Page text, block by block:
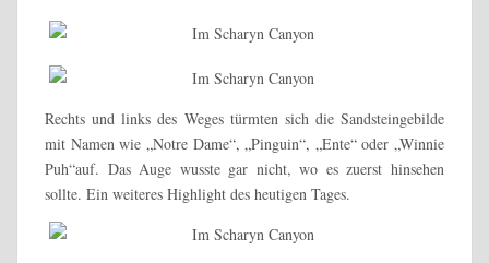
Rechts und links des Weges türmten sich die Sandsteingebilde
mit Namen wie „Notre Dame“, „Pinguin“, „Ente“ oder „Winnie
Puh“auf. Das Auge wusste gar nicht, wo es zuerst hinsehen
sollte. Ein weiteres Highlight des heutigen Tages.